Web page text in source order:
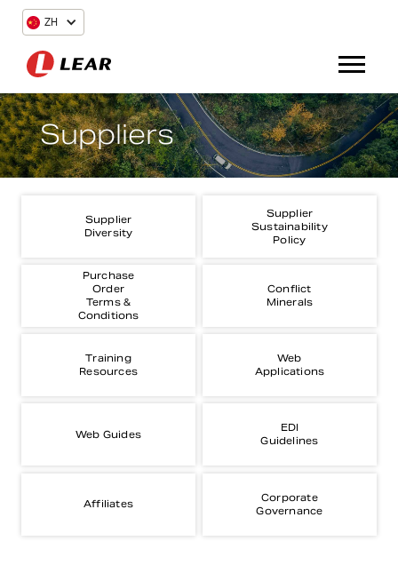
ZH
Suppliers
Supplier
Diversity
Supplier
Sustainability
Policy
Purchase
Order
Terms &
Conditions
Conflict
Minerals
Training
Resources
Web
Applications
Web Guides
EDI
Guidelines
Affiliates
Corporate
Governance